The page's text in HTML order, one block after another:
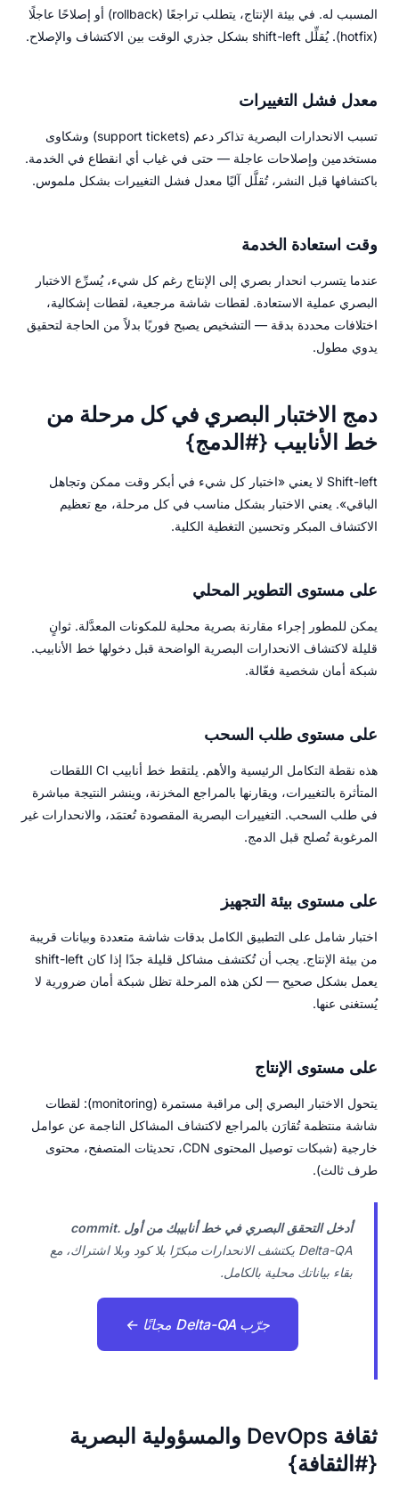
المسبب له. في بيئة الإنتاج، يتطلب تراجعًا (rollback) أو إصلاحًا عاجلًا
(hotfix). يُقلِّل shift-left بشكل جذري الوقت بين الاكتشاف والإصلاح.
معدل فشل التغييرات
تسبب الانحدارات البصرية تذاكر دعم (support tickets) وشكاوى
مستخدمين وإصلاحات عاجلة — حتى في غياب أي انقطاع في الخدمة.
باكتشافها قبل النشر، تُقلَّل آليًا معدل فشل التغييرات بشكل ملموس.
وقت استعادة الخدمة
عندما يتسرب انحدار بصري إلى الإنتاج رغم كل شيء، يُسرِّع الاختبار
البصري عملية الاستعادة. لقطات شاشة مرجعية، لقطات إشكالية،
اختلافات محددة بدقة — التشخيص يصبح فوريًا بدلاً من الحاجة لتحقيق
يدوي مطول.
دمج الاختبار البصري في كل مرحلة من
خط الأنابيب {#الدمج}
Shift-left لا يعني «اختبار كل شيء في أبكر وقت ممكن وتجاهل
الباقي». يعني الاختبار بشكل مناسب في كل مرحلة، مع تعظيم
الاكتشاف المبكر وتحسين التغطية الكلية.
على مستوى التطوير المحلي
يمكن للمطور إجراء مقارنة بصرية محلية للمكونات المعدَّلة. ثوانٍ
قليلة لاكتشاف الانحدارات البصرية الواضحة قبل دخولها خط الأنابيب.
شبكة أمان شخصية فعّالة.
على مستوى طلب السحب
هذه نقطة التكامل الرئيسية والأهم. يلتقط خط أنابيب CI اللقطات
المتأثرة بالتغييرات، ويقارنها بالمراجع المخزنة، وينشر النتيجة مباشرة
في طلب السحب. التغييرات البصرية المقصودة تُعتمَد، والانحدارات غير
المرغوبة تُصلح قبل الدمج.
على مستوى بيئة التجهيز
اختبار شامل على التطبيق الكامل بدقات شاشة متعددة وبيانات قريبة
من بيئة الإنتاج. يجب أن تُكتشف مشاكل قليلة جدًا إذا كان shift-left
يعمل بشكل صحيح — لكن هذه المرحلة تظل شبكة أمان ضرورية لا
يُستغنى عنها.
على مستوى الإنتاج
يتحول الاختبار البصري إلى مراقبة مستمرة (monitoring): لقطات
شاشة منتظمة تُقارَن بالمراجع لاكتشاف المشاكل الناجمة عن عوامل
خارجية (شبكات توصيل المحتوى CDN، تحديثات المتصفح، محتوى
طرف ثالث).
أدخل التحقق البصري في خط أنابيبك من أول commit.
Delta-QA يكتشف الانحدارات مبكرًا بلا كود وبلا اشتراك، مع
بقاء بياناتك محلية بالكامل.
جرّب Delta-QA مجانًا ←
ثقافة DevOps والمسؤولية البصرية
{#الثقافة}